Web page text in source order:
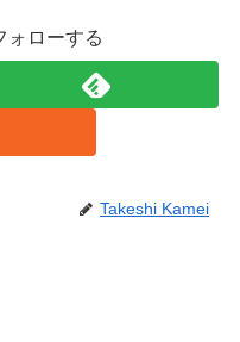
ォローする
Takeshi Kamei